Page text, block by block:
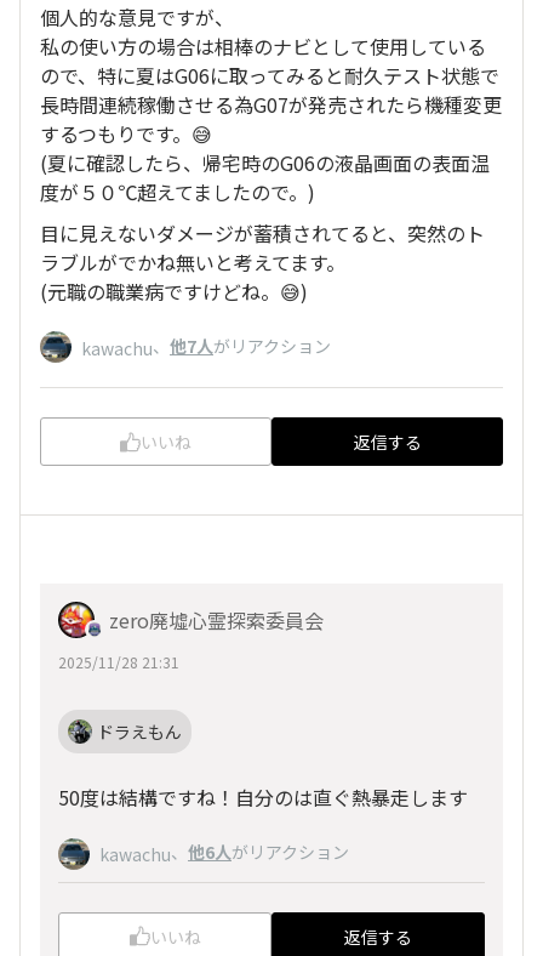
個人的な意見ですが、
私の使い方の場合は相棒のナビとして使用している
ので、特に夏はG06に取ってみると耐久テスト状態で
長時間連続稼働させる為G07が発売されたら機種変更
するつもりです。😅
(夏に確認したら、帰宅時のG06の液晶画面の表面温
度が５０℃超えてましたので。)
目に見えないダメージが蓄積されてると、突然のト
ラブルがでかね無いと考えてます。
(元職の職業病ですけどね。😅)
kawachu、 他7人がリアクション
いいね 返信する
zero廃墟心霊探索委員会
2025/11/28 21:31
ドラえもん
50度は結構ですね！自分のは直ぐ熱暴走します
kawachu、 他6人がリアクション
いいね 返信する